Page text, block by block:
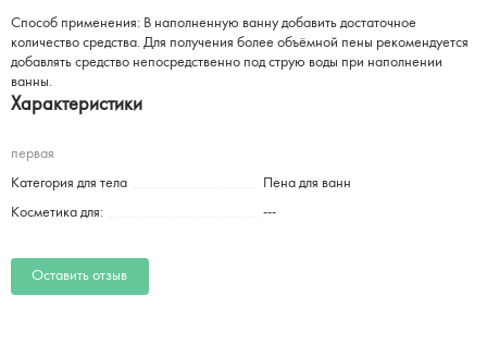
Способ применения: В наполненную ванну добавить достаточное
количество средства. Для получения более объёмной пены рекомендуется
добавлять средство непосредственно под струю воды при наполнении
ванны.
Характеристики
первая
Категория для тела Пена для ванн
Косметика для: ---
Оставить отзыв